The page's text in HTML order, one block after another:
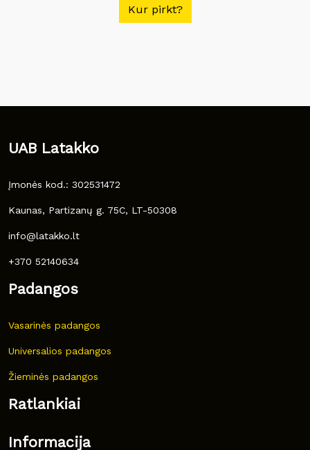
Kur pirkt?
UAB Latakko
Įmonės kod.: 302531472
Kaunas, Partizanų g. 75C, LT-50308
info@latakko.lt
+370 52140634
Padangos
Vasarinės padangos
Universalios padangos
Žieminės padangos
Ratlankiai
Informacija